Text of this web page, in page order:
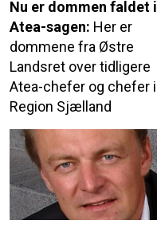
Nu er dommen faldet i
Atea-sagen: Her er
dommene fra Østre
Landsret over tidligere
Atea-chefer og chefer i
Region Sjælland